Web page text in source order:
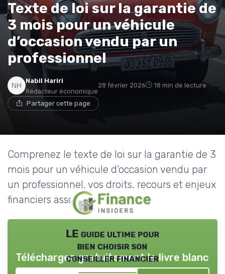
Texte de loi sur la garantie de
3 mois pour un véhicule
d’occasion vendu par un
professionnel
Nabil Hariri
Rédacteur économique
28 février 2026 18 min de lecture
Partager cette page
Comprenez le texte de loi sur la garantie de 3
mois pour un véhicule d’occasion vendu par
un professionnel, vos droits, recours et enjeux
financiers associés.
LE guide ultime pour
bien choisir son
conseiller financier
Téléchargez gratuitement le livre blanc